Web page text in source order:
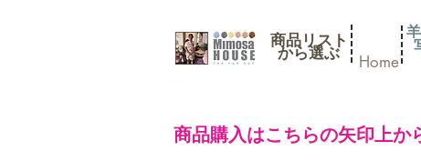
商品リスト
​から選ぶ Home
商品購入はこちらの矢印上か